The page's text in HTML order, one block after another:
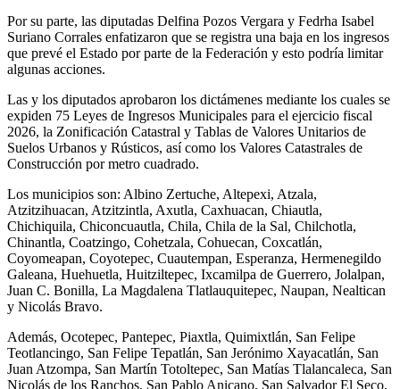
Por su parte, las diputadas Delfina Pozos Vergara y Fedrha Isabel
Suriano Corrales enfatizaron que se registra una baja en los ingresos
que prevé el Estado por parte de la Federación y esto podría limitar
algunas acciones.
Las y los diputados aprobaron los dictámenes mediante los cuales se
expiden 75 Leyes de Ingresos Municipales para el ejercicio fiscal
2026, la Zonificación Catastral y Tablas de Valores Unitarios de
Suelos Urbanos y Rústicos, así como los Valores Catastrales de
Construcción por metro cuadrado.
Los municipios son: Albino Zertuche, Altepexi, Atzala,
Atzitzihuacan, Atzitzintla, Axutla, Caxhuacan, Chiautla,
Chichiquila, Chiconcuautla, Chila, Chila de la Sal, Chilchotla,
Chinantla, Coatzingo, Cohetzala, Cohuecan, Coxcatlán,
Coyomeapan, Coyotepec, Cuautempan, Esperanza, Hermenegildo
Galeana, Huehuetla, Huitziltepec, Ixcamilpa de Guerrero, Jolalpan,
Juan C. Bonilla, La Magdalena Tlatlauquitepec, Naupan, Nealtican
y Nicolás Bravo.
Además, Ocotepec, Pantepec, Piaxtla, Quimixtlán, San Felipe
Teotlancingo, San Felipe Tepatlán, San Jerónimo Xayacatlán, San
Juan Atzompa, San Martín Totoltepec, San Matías Tlalancaleca, San
Nicolás de los Ranchos, San Pablo Anicano, San Salvador El Seco,